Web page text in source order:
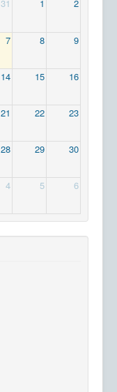
31 1 2
7 8 9
14 15 16
21 22 23
28 29 30
4 5 6